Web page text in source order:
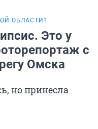
ОБЛАСТИ?
Это у
с
Омска
но принесла